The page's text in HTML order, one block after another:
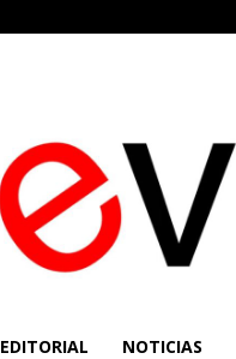
EDITORIAL NOTICIAS